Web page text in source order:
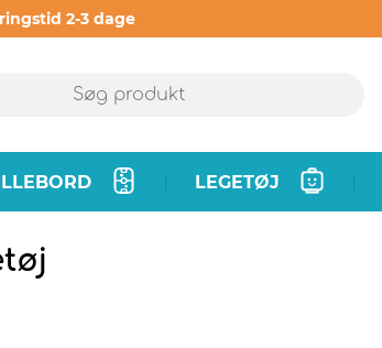
2-3 dage
LEGETØJ